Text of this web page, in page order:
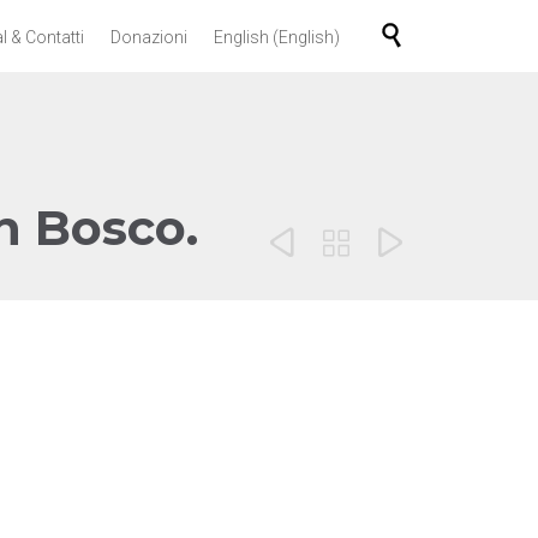
Skip
& Contatti Donazioni English (English) 
Bosco.   